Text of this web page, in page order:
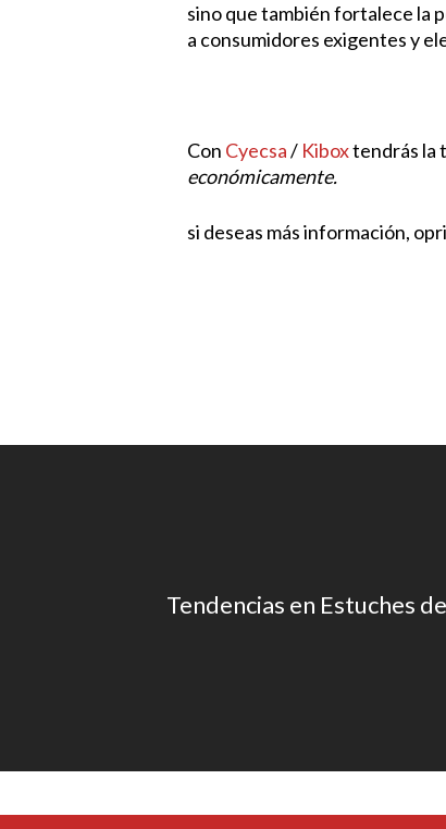
sino que también fortalece la
a consumidores exigentes y
Con Cyecsa/ Kiboxtendrás la
económicamente.
si deseas más información,
Tendencias en Estuches